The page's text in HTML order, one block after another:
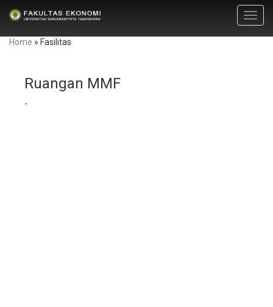
Home » Fasilitas
Ruangan MMF
-